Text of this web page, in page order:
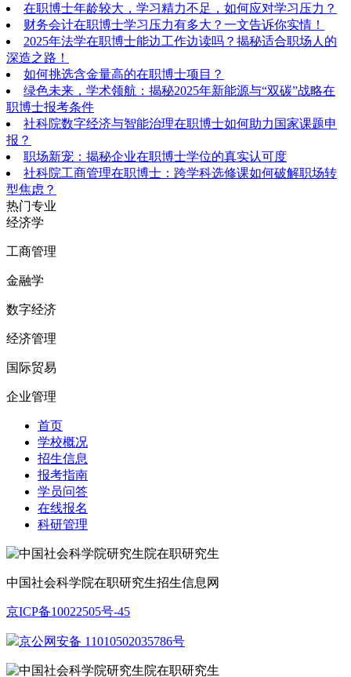
在职博士年龄较大，学习精力不足，如何应对学习压力？
财务会计在职博士学习压力有多大？一文告诉你实情！
2025年法学在职博士能边工作边读吗？揭秘适合职场人的
深造之路！
如何挑选含金量高的在职博士项目？
绿色未来，学术领航：揭秘2025年新能源与“双碳”战略在
职博士报考条件
社科院数字经济与智能治理在职博士如何助力国家课题申
报？
职场新宠：揭秘企业在职博士学位的真实认可度
社科院工商管理在职博士：跨学科选修课如何破解职场转
型焦虑？
热门专业
经济学
工商管理
金融学
数字经济
经济管理
国际贸易
企业管理
首页
学校概况
招生信息
报考指南
学员问答
在线报名
科研管理
中国社会科学院在职研究生招生信息网
京ICP备10022505号-45
京公网安备 11010502035786号